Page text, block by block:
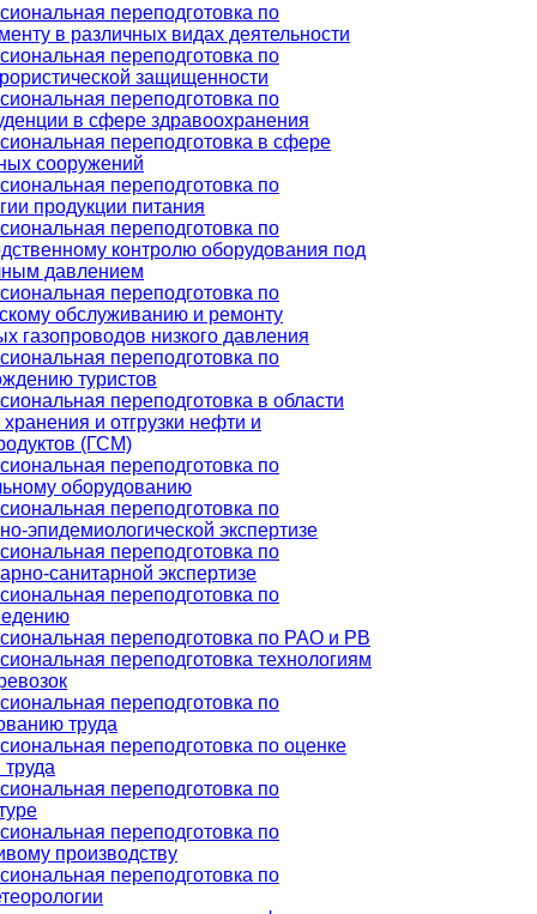
переподготовка по
в различных видах деятельности
переподготовка по
защищенности
переподготовка по
в сфере здравоохранения
переподготовка в сфере
сооружений
переподготовка по
продукции питания
переподготовка по
контролю оборудования под
давлением
переподготовка по
обслуживанию и ремонту
газопроводов низкого давления
переподготовка по
туристов
переподготовка в области
и отгрузки нефти и
(ГСМ)
переподготовка по
оборудованию
переподготовка по
эпидемиологической экспертизе
переподготовка по
санитарной экспертизе
переподготовка по
переподготовка по РАО и РВ
переподготовка технологиям
переподготовка по
труда
переподготовка по оценке
переподготовка по
переподготовка по
производству
переподготовка по